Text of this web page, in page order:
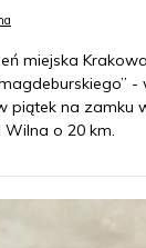
miejska
-
piątek na zamku
Wilna o 20 km.